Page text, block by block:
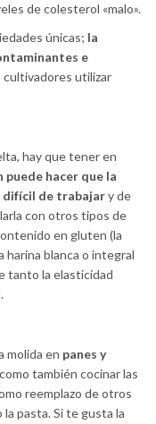
de colesterol «malo».
únicas; la
e
cultivadores utilizar
hay que tener en
hacer que la
difícil de trabajary de
con otros tipos de
en gluten (la
harina blanca o integral
tanto la elasticidad
molida en panes y
también cocinar las
reemplazo de otros
pasta. Si te gusta la